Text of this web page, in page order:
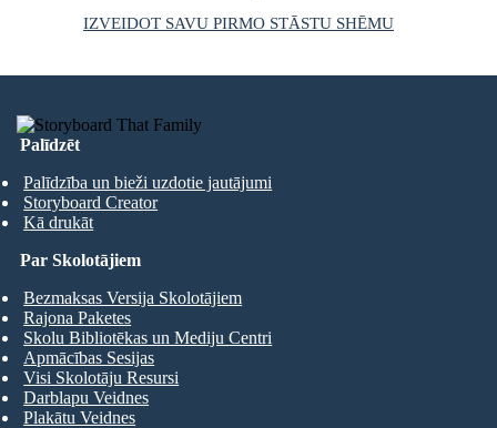
IZVEIDOT SAVU PIRMO STĀSTU SHĒMU
Palīdzēt
Palīdzība un bieži uzdotie jautājumi
Storyboard Creator
Kā drukāt
Par Skolotājiem
Bezmaksas Versija Skolotājiem
Rajona Paketes
Skolu Bibliotēkas un Mediju Centri
Apmācības Sesijas
Visi Skolotāju Resursi
Darblapu Veidnes
Plakātu Veidnes